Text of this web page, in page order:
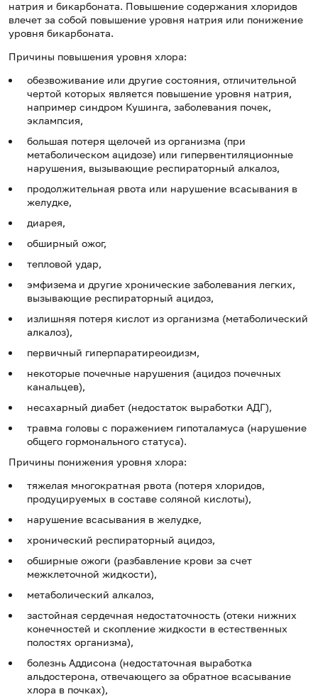
натрия и бикарбоната. Повышение содержания хлоридов
влечет за собой повышение уровня натрия или понижение
уровня бикарбоната.
Причины повышения уровня хлора:
обезвоживание или другие состояния, отличительной
чертой которых является повышение уровня натрия,
например синдром Кушинга, заболевания почек,
эклампсия,
большая потеря щелочей из организма (при
метаболическом ацидозе) или гипервентиляционные
нарушения, вызывающие респираторный алкалоз,
продолжительная рвота или нарушение всасывания в
желудке,
диарея,
обширный ожог,
тепловой удар,
эмфизема и другие хронические заболевания легких,
вызывающие респираторный ацидоз,
излишняя потеря кислот из организма (метаболический
алкалоз),
первичный гиперпаратиреоидизм,
некоторые почечные нарушения (ацидоз почечных
канальцев),
несахарный диабет (недостаток выработки АДГ),
травма головы с поражением гипоталамуса (нарушение
общего гормонального статуса).
Причины понижения уровня хлора:
тяжелая многократная рвота (потеря хлоридов,
продуцируемых в составе соляной кислоты),
нарушение всасывания в желудке,
хронический респираторный ацидоз,
обширные ожоги (разбавление крови за счет
межклеточной жидкости),
метаболический алкалоз,
застойная сердечная недостаточность (отеки нижних
конечностей и скопление жидкости в естественных
полостях организма),
болезнь Аддисона (недостаточная выработка
альдостерона, отвечающего за обратное всасывание
хлора в почках),